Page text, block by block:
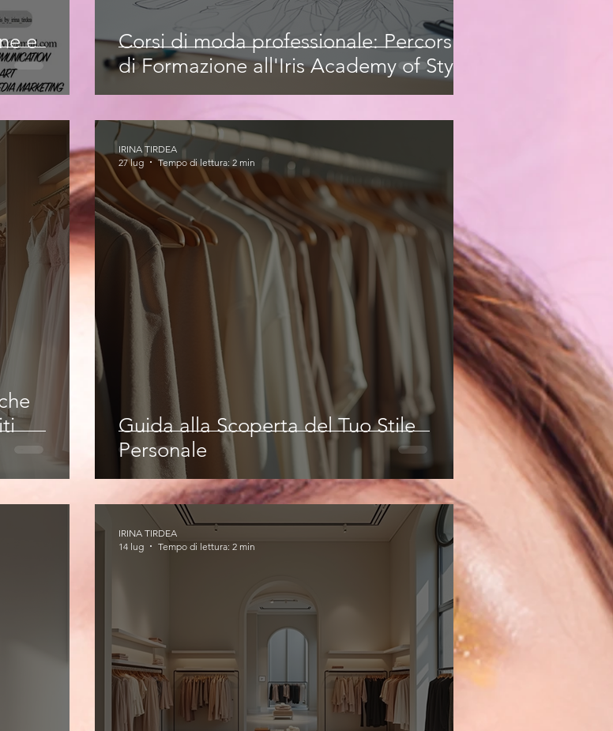
e
Corsi di moda professionale: Percorsi
di Formazione all'Iris Academy of Style
Guida alla Scoperta del Tuo Stile
Personale
IRINA TIRDEA
27 lug
Tempo di lettura: 2 min
IRINA TIRDEA
14 lug
Tempo di lettura: 2 min